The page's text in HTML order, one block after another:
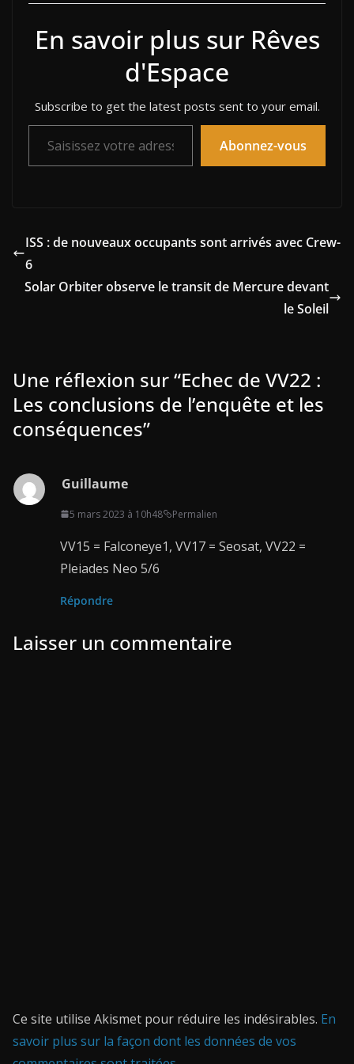
En savoir plus sur Rêves
d'Espace
Subscribe to get the latest posts sent to your email.
Saisissez votre adresse e-mail…
Abonnez-vous
ISS : de nouveaux occupants sont arrivés avec Crew-
6
Solar Orbiter observe le transit de Mercure devant
le Soleil
Une réflexion sur “Echec de VV22 :
Les conclusions de l’enquête et les
conséquences”
Guillaume
5 mars 2023 à 10h48 Permalien
VV15 = Falconeye1, VV17 = Seosat, VV22 =
Pleiades Neo 5/6
Répondre
Laisser un commentaire
Ce site utilise Akismet pour réduire les indésirables. En
savoir plus sur la façon dont les données de vos